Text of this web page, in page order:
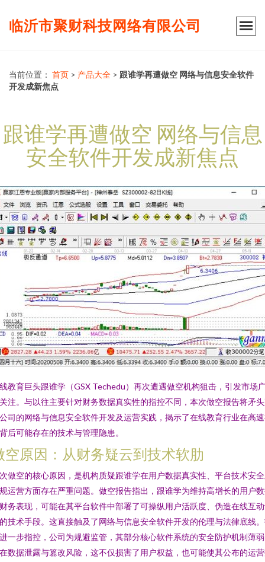
临沂市聚财科技网络有限公司
当前位置： 首页 > 产品大全 > 跟谁学再遭做空 网络与信息安全软件
开发成新焦点
跟谁学再遭做空 网络与信息
安全软件开发成新焦点
教育巨头跟谁学（GSX Techedu）再次遭遇做空机构狙击，引发市场
注。与以往主要针对财务数据真实性的指控不同，本次做空报告将矛
司的网络与信息安全软件开发及运营实践，揭示了在线教育行业在高
后可能存在的技术与管理隐患。
空原因：从财务疑云到技术软肋
做空的核心原因，是机构质疑跟谁学在用户数据真实性、平台技术安
运营方面存在严重问题。做空报告指出，跟谁学为维持高增长的用户
务表现，可能在其平台软件中部署了可操纵用户活跃度、伪造在线互
技术手段。这直接触及了网络与信息安全软件开发的伦理与法律底线
一步指控，公司为规避监管，其部分核心软件系统的安全防护机制薄
数据泄露与篡改风险，这不仅损害了用户权益，也可能使其公布的运